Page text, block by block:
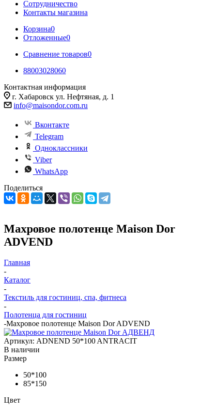
Сотрудничество
Контакты магазина
Корзина0
Отложенные0
Сравнение товаров0
88003028060
Контактная информация
г. Хабаровск ул. Нефтяная, д. 1
info@maisondor.com.ru
Вконтакте
Telegram
Одноклассники
Viber
WhatsApp
Поделиться
Махровое полотенце Maison Dor
ADVEND
Главная
-
Каталог
-
Текстиль для гостиниц, спа, фитнеса
-
Полотенца для гостиниц
-Махровое полотенце Maison Dor ADVEND
Артикул: ADNEND 50*100 ANTRACIT
В наличии
Размер
50*100
85*150
Цвет